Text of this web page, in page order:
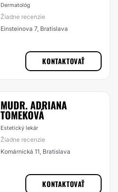
Dermatológ
Žiadne recenzie
Einsteinova 7, Bratislava
KONTAKTOVAŤ
MUDR. ADRIANA
TOMEKOVÁ
Estetický lekár
Žiadne recenzie
Komárnická 11, Bratislava
KONTAKTOVAŤ